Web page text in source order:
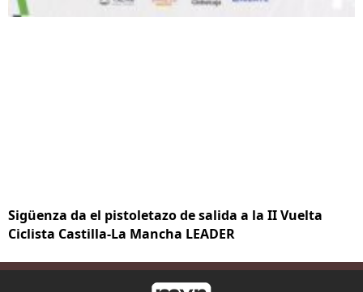
Sigüenza da el pistoletazo de salida a la II Vuelta
Ciclista Castilla-La Mancha LEADER